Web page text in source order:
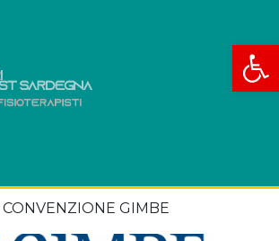
Apri
GIMBE